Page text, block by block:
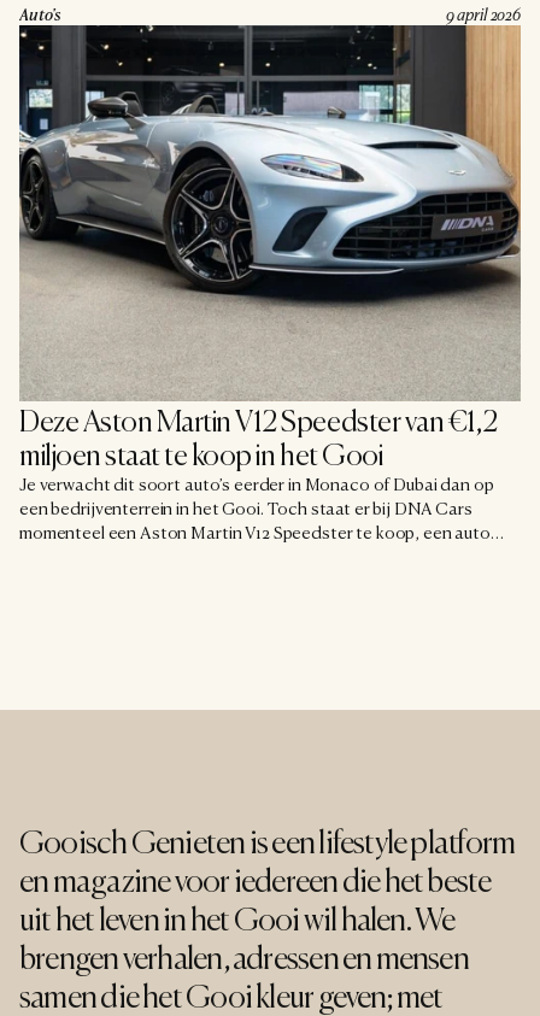
op de teller. De vraagprijs? Een nette € 499.995, btw
verrekenbaar. Voor de liefhebber een serieuze kans.
Auto's 9 april 2026
Deze Aston Martin V12 Speedster van €1,2
miljoen staat te koop in het Gooi
Je verwacht dit soort auto’s eerder in Monaco of Dubai dan op
een bedrijventerrein in het Gooi. Toch staat er bij DNA Cars
momenteel een Aston Martin V12 Speedster te koop, een auto
Gooisch Genieten is een lifestyle platform
en magazine voor iedereen die het beste
uit het leven in het Gooi wil halen. We
brengen verhalen, adressen en mensen
samen die het Gooi kleur geven; met